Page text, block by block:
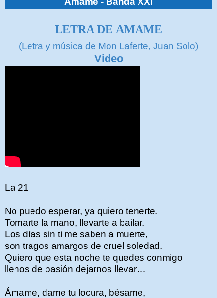
LETRA DE AMAME
(Letra y música de Mon Laferte, Juan Solo)
Video
La 21
No puedo esperar, ya quiero tenerte.
Tomarte la mano, llevarte a bailar.
Los días sin ti me saben a muerte,
son tragos amargos de cruel soledad.
Quiero que esta noche te quedes conmigo
llenos de pasión dejarnos llevar…
Ámame, dame tu locura, bésame,